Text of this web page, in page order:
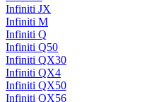
Infiniti JX
Infiniti M
Infiniti Q
Infiniti Q50
Infiniti QX30
Infiniti QX4
Infiniti QX50
Infiniti QX56